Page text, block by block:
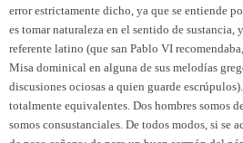
error estrictamente dicho, ya que se entiende
es tomar naturaleza en el sentido de sustancia,
referente latino (que san Pablo VI
Misa dominical en alguna de sus melodías
discusiones ociosas a quien guarde
totalmente equivalentes. Dos hombres somos
somos consustanciales. De todos modos, si se